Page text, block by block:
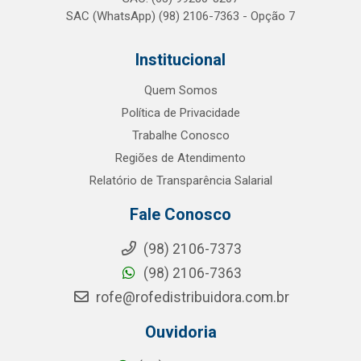
SAC (WhatsApp) (98) 2106-7363 - Opção 7
Institucional
Quem Somos
Política de Privacidade
Trabalhe Conosco
Regiões de Atendimento
Relatório de Transparência Salarial
Fale Conosco
(98) 2106-7373
(98) 2106-7363
rofe@rofedistribuidora.com.br
Ouvidoria